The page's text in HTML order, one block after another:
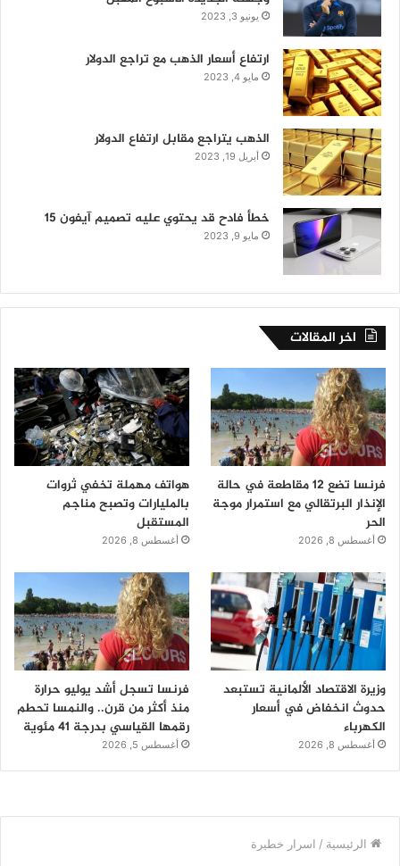
يونيو 3, 2023
ارتفاع أسعار الذهب مع تراجع الدولار
مايو 4, 2023
الذهب يتراجع مقابل ارتفاع الدولار
أبريل 19, 2023
خطأ فادح قد يحتوي عليه تصميم آيفون 15
مايو 9, 2023
اخر المقالات
فرنسا تضع 12 مقاطعة في حالة
الإنذار البرتقالي مع استمرار موجة
الحر
أغسطس 8, 2026
هواتف مهملة تخفي ثروات
بالمليارات وتصبح مناجم
المستقبل
أغسطس 8, 2026
وزيرة الاقتصاد الألمانية تستبعد
حدوث انخفاض في أسعار
الكهرباء
أغسطس 8, 2026
فرنسا تسجل أشد يوليو حرارة
منذ أكثر من قرن.. والنمسا تحطم
رقمها القياسي بدرجة 41 مئوية
أغسطس 5, 2026